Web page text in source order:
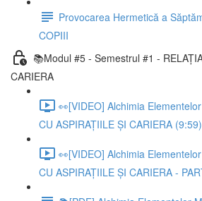
Provocarea Hermetică a
COPIII
📚Modul #5 - Semestrul #1 -
CARIERA
👀[VIDEO] Alchimia
CU ASPIRAȚIILE ȘI CARIERA (9:59)
👀[VIDEO] Alchimia
CU ASPIRAȚIILE ȘI CARIERA -